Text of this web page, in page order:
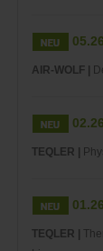
AIR-WOLF |
TEQLER |
TEQLER |